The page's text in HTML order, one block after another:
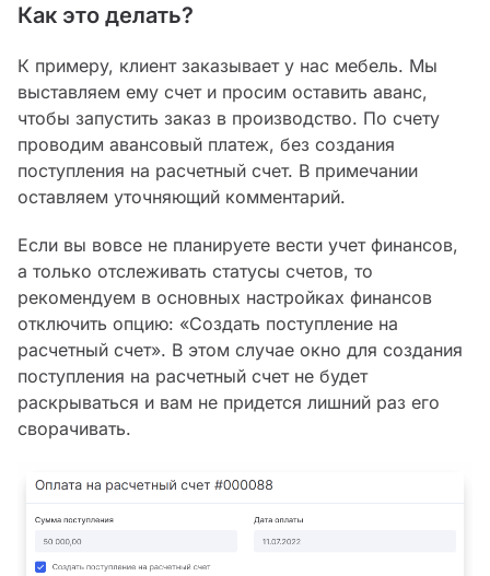
Как это делать?
К примеру, клиент заказывает у нас мебель. Мы
выставляем ему счет и просим оставить аванс,
чтобы запустить заказ в производство. По счету
проводим авансовый платеж, без создания
поступления на расчетный счет. В примечании
оставляем уточняющий комментарий.
Если вы вовсе не планируете вести учет финансов,
а только отслеживать статусы счетов, то
рекомендуем в основных настройках финансов
отключить опцию: «Создать поступление на
расчетный счет». В этом случае окно для создания
поступления на расчетный счет не будет
раскрываться и вам не придется лишний раз его
сворачивать.